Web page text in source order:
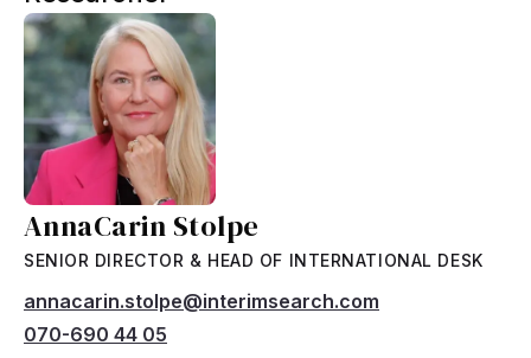
AnnaCarin Stolpe
SENIOR DIRECTOR & HEAD OF INTERNATIONAL DESK
annacarin.stolpe@interimsearch.com
070-690 44 05